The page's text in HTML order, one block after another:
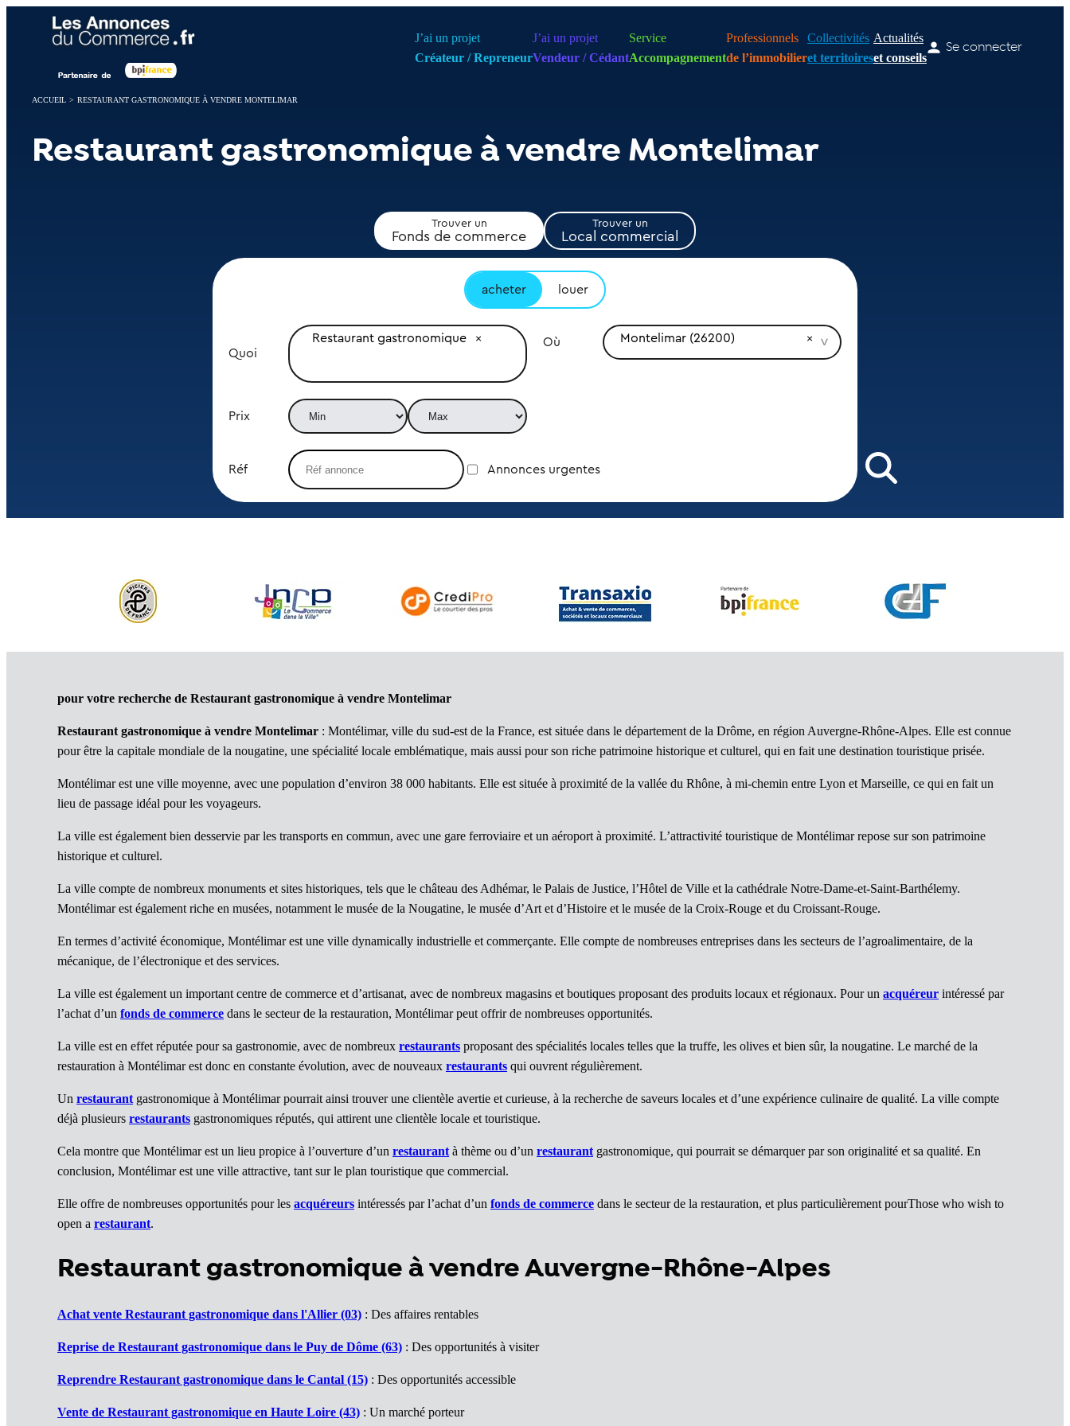
J’ai un projet
Créateur / Repreneur
J’ai un projet
Vendeur / Cédant
Service
Accompagnement
Professionnels
de l’immobilier
Collectivités
et territoires
Actualités
et conseils
Se connecter
ACCUEIL > RESTAURANT GASTRONOMIQUE À VENDRE MONTELIMAR
Restaurant gastronomique à vendre Montelimar
Trouver un
Fonds de commerce
Trouver un
Local commercial
acheter louer
Quoi
Restaurant gastronomique Où Montelimar (26200)
Prix
Réf Annonces urgentes
pour votre recherche de Restaurant gastronomique à vendre Montelimar
Restaurant gastronomique à vendre Montelimar : Montélimar, ville du sud-est de la France, est située dans le département de la Drôme, en région Auvergne-Rhône-Alpes. Elle est connue
pour être la capitale mondiale de la nougatine, une spécialité locale emblématique, mais aussi pour son riche patrimoine historique et culturel, qui en fait une destination touristique prisée.
Montélimar est une ville moyenne, avec une population d’environ 38 000 habitants. Elle est située à proximité de la vallée du Rhône, à mi-chemin entre Lyon et Marseille, ce qui en fait un
lieu de passage idéal pour les voyageurs.
La ville est également bien desservie par les transports en commun, avec une gare ferroviaire et un aéroport à proximité. L’attractivité touristique de Montélimar repose sur son patrimoine
historique et culturel.
La ville compte de nombreux monuments et sites historiques, tels que le château des Adhémar, le Palais de Justice, l’Hôtel de Ville et la cathédrale Notre-Dame-et-Saint-Barthélemy.
Montélimar est également riche en musées, notamment le musée de la Nougatine, le musée d’Art et d’Histoire et le musée de la Croix-Rouge et du Croissant-Rouge.
En termes d’activité économique, Montélimar est une ville dynamically industrielle et commerçante. Elle compte de nombreuses entreprises dans les secteurs de l’agroalimentaire, de la
mécanique, de l’électronique et des services.
La ville est également un important centre de commerce et d’artisanat, avec de nombreux magasins et boutiques proposant des produits locaux et régionaux. Pour un acquéreur intéressé par
l’achat d’un fonds de commerce dans le secteur de la restauration, Montélimar peut offrir de nombreuses opportunités.
La ville est en effet réputée pour sa gastronomie, avec de nombreux restaurants proposant des spécialités locales telles que la truffe, les olives et bien sûr, la nougatine. Le marché de la
restauration à Montélimar est donc en constante évolution, avec de nouveaux restaurants qui ouvrent régulièrement.
Un restaurant gastronomique à Montélimar pourrait ainsi trouver une clientèle avertie et curieuse, à la recherche de saveurs locales et d’une expérience culinaire de qualité. La ville compte
déjà plusieurs restaurants gastronomiques réputés, qui attirent une clientèle locale et touristique.
Cela montre que Montélimar est un lieu propice à l’ouverture d’un restaurant à thème ou d’un restaurant gastronomique, qui pourrait se démarquer par son originalité et sa qualité. En
conclusion, Montélimar est une ville attractive, tant sur le plan touristique que commercial.
Elle offre de nombreuses opportunités pour les acquéreurs intéressés par l’achat d’un fonds de commerce dans le secteur de la restauration, et plus particulièrement pourThose who wish to
open a restaurant.
Restaurant gastronomique à vendre Auvergne-Rhône-Alpes
Achat vente Restaurant gastronomique dans l'Allier (03) : Des affaires rentables
Reprise de Restaurant gastronomique dans le Puy de Dôme (63) : Des opportunités à visiter
Reprendre Restaurant gastronomique dans le Cantal (15) : Des opportunités accessible
Vente de Restaurant gastronomique en Haute Loire (43) : Un marché porteur
Panneau de gestion des cookies